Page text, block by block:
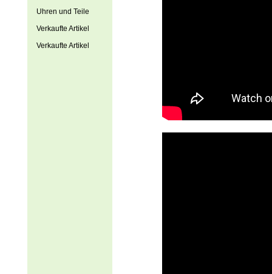
Uhren und Teile
Verkaufte Artikel
Verkaufte Artikel